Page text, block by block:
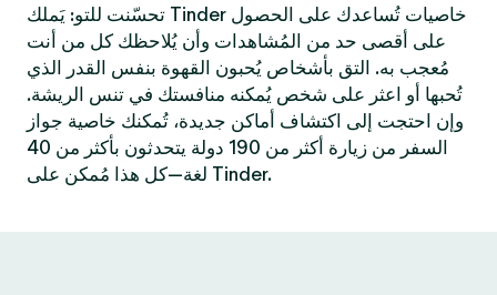
تحسّنت للتو: يَملك Tinder خاصيات تُساعدك على الحصول
على أقصى حد من المُشاهدات وأن يُلاحظك كل من أنت
مُعجب به. التق بأشخاص يُحبون القهوة بنفس القدر الذي
تُحبها أو اعثر على شخص يُمكنه منافستك في تنس الريشة.
وإن احتجت إلى اكتشاف أماكن جديدة، تُمكنك خاصية جواز
السفر من زيارة أكثر من 190 دولة يتحدثون بأكثر من 40
لغة—كل هذا مُمكن على Tinder.